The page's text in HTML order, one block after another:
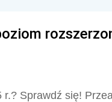
Sprawdź się!